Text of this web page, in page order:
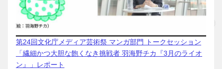
第24回文化庁メディア芸術祭 マンガ部門 トークセッション
「繊細かつ大胆な飽くなき挑戦者 羽海野チカ『3月のライオ
ン』」レポート